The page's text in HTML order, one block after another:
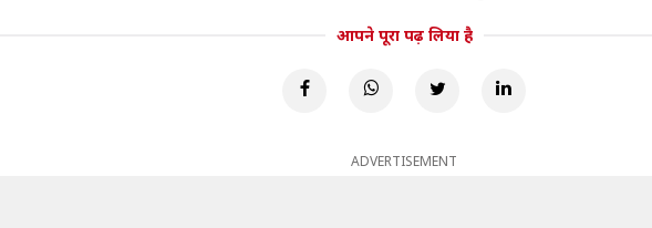
आपने पूरा पढ़ लिया है
ADVERTISEMENT